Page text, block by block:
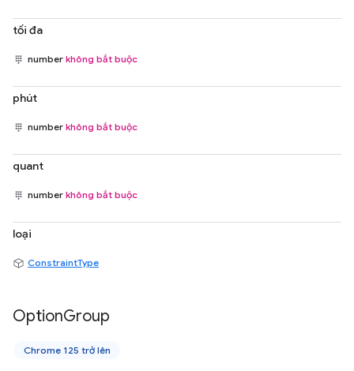
tối đa
number không bắt buộc
phút
number không bắt buộc
quant
number không bắt buộc
loại
ConstraintType
OptionGroup
Chrome 125 trở lên